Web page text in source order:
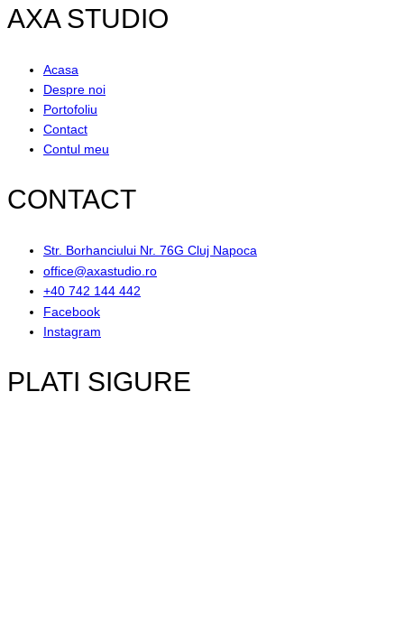
AXA STUDIO
Acasa
Despre noi
Portofoliu
Contact
Contul meu
CONTACT
Str. Borhanciului Nr. 76G Cluj Napoca
office@axastudio.ro
+40 742 144 442
Facebook
Instagram
PLATI SIGURE